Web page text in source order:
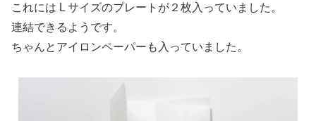
これには L サイズのプレートが２枚入っていました。
連結できるようです。
ちゃんとアイロンペーパーも入っていました。